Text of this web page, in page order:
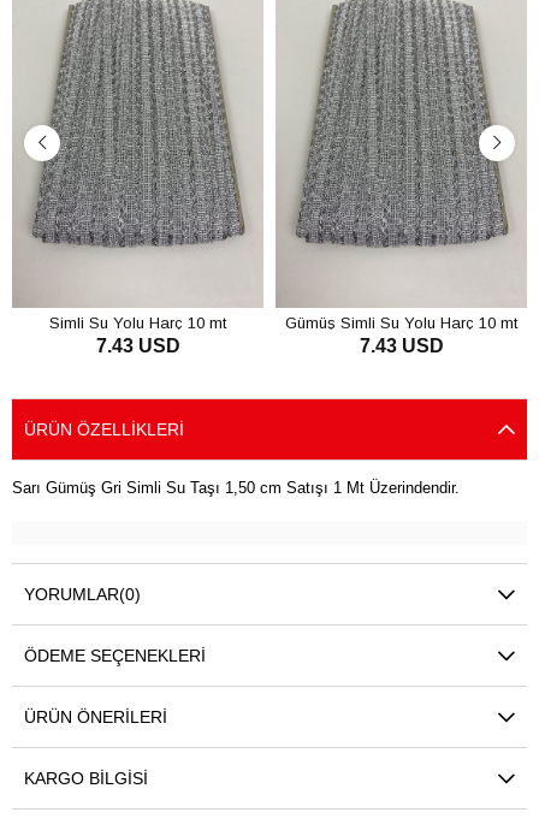
Simli Su Yolu Harç 10 mt
7.43 USD
Gümüş Simli Su Yolu Harç 10 mt
7.43 USD
ÜRÜN ÖZELLIKLERI
Sarı Gümüş Gri Simli Su Taşı 1,50 cm Satışı 1 Mt Üzerindendir.
YORUMLAR(0)
ÖDEME SEÇENEKLERI
ÜRÜN ÖNERILERI
KARGO BILGISI